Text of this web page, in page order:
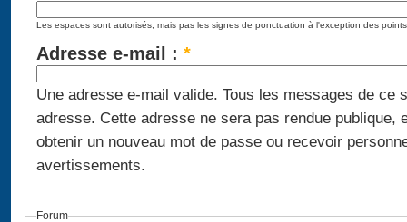
Les espaces sont autorisés, mais pas les signes de ponctuation à l'exception des
Adresse e-mail : *
Une adresse e-mail valide. Tous les messages de ce
adresse. Cette adresse ne sera pas rendue
obtenir un nouveau mot de passe ou recevoir
avertissements.
Forum